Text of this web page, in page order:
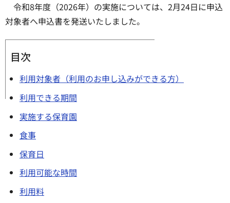
令和8年度（2026年）の実施については、2月24日に申込
対象者へ申込書を発送いたしました。
目次
利用対象者（利用のお申し込みができる方）
利用できる期間
実施する保育園
食事
保育日
利用可能な時間
利用料